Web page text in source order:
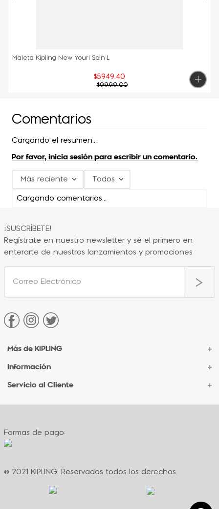
Maleta Kipling New Youri Spin L
$5949.40
$9999.00
Comentarios
Cargando el resumen…
Por favor, inicia sesión para escribir un comentario.
Más reciente Todos
Cargando comentarios…
¡SUSCRÍBETE!
Regístrate en nuestro newsletter y sé el primero en
enterarte de nuestros lanzamientos y promociones
Más de KIPLING +
Acerca de Kipling
Sucursales
Información +
Contacto Corporativo
Formas de pago
Servicio al Cliente +
Contacto
Políticas de cambio
Términos y condiciones de promociones
Política de privacidad
Formas de pago:
© 2021 KIPLING. Reservados todos los derechos.